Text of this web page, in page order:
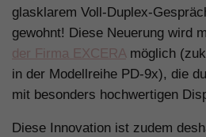
glasklarem Voll-Duplex-
gewohnt! Diese Neuerung wird
der Firma EXCERA möglich
in der Modellreihe PD-9x), die
mit besonders hochwertigen
Diese Innovation ist zudem